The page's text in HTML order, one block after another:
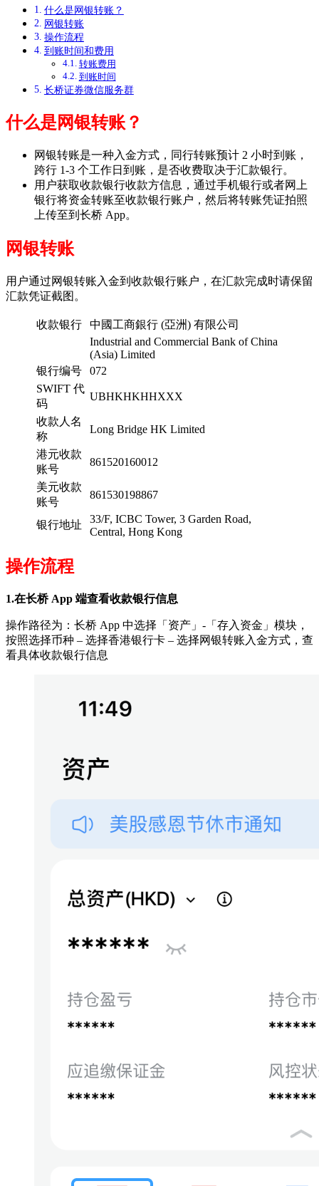
什么是网银转账？
网银转账
操作流程
到账时间和费用
转账费用
到账时间
长桥证券微信服务群
什么是网银转账？
网银转账是一种入金方式，同行转账预计 2 小时到账，
跨行 1-3 个工作日到账，是否收费取决于汇款银行。
用户获取收款银行收款方信息，通过手机银行或者网上
银行将资金转账至收款银行账户，然后将转账凭证拍照
上传至到长桥 App。
网银转账
用户通过网银转账入金到收款银行账户，在汇款完成时请保留
汇款凭证截图。
收款银行
中國工商銀行 (亞洲) 有限公司
Industrial and Commercial Bank of China
(Asia) Limited
银行编号
072
SWIFT 代
码
UBHKHKHHXXX
收款人名
称
Long Bridge HK Limited
港元收款
账号
861520160012
美元收款
账号
861530198867
银行地址
33/F, ICBC Tower, 3 Garden Road,
Central, Hong Kong
操作流程
1.在长桥 App 端查看收款银行信息
操作路径为：长桥 App 中选择「资产」-「存入资金」模块，
按照选择币种 – 选择香港银行卡 – 选择网银转账入金方式，查
看具体收款银行信息